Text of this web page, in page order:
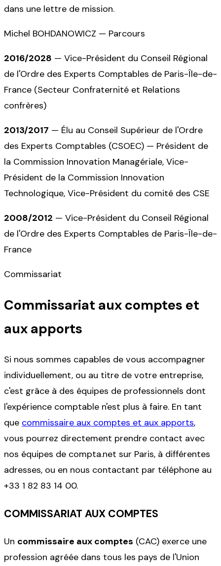
dans une lettre de mission.
Michel BOHDANOWICZ — Parcours
2016/2028 — Vice-Président du Conseil Régional
de l'Ordre des Experts Comptables de Paris-Île-de-
France (Secteur Confraternité et Relations
confrères)
2013/2017 — Élu au Conseil Supérieur de l'Ordre
des Experts Comptables (CSOEC) — Président de
la Commission Innovation Managériale, Vice-
Président de la Commission Innovation
Technologique, Vice-Président du comité des CSE
2008/2012 — Vice-Président du Conseil Régional
de l'Ordre des Experts Comptables de Paris-Île-de-
France
Commissariat
Commissariat aux comptes et
aux apports
Si nous sommes capables de vous accompagner
individuellement, ou au titre de votre entreprise,
c'est grâce à des équipes de professionnels dont
l'expérience comptable n'est plus à faire. En tant
que commissaire aux comptes et aux apports,
vous pourrez directement prendre contact avec
nos équipes de compta.net sur Paris, à différentes
adresses, ou en nous contactant par téléphone au
+33 1 82 83 14 00.
COMMISSARIAT AUX COMPTES
Un commissaire aux comptes (CAC) exerce une
profession agréée dans tous les pays de l'Union